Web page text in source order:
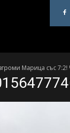
Марица със 7:2!